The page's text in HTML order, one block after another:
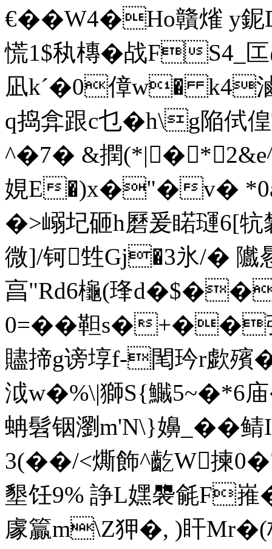
€��W4�Ho贛熦 y鈮
慌1$秇槫�战F
凪kˊ�0傽w� k4滷
q捣弇跟c乜�h\g陥
^�7� &撋(*|�*2&e^
娊E�)x�"�v�
�>嵶圮砸h磿爰睰璭6[
微]/钶甡Gj�3氷 /�
亯"Rd6櫷(琒
0=��靼s�+��
贐揥g谤埻f-閐玪r歔殯
泧w�%\|獅S{鱡5~�*6
蚺髫铟瀏m'N\}嬶_��
3(��/<燍飾^齕W揀
墾饪9% 諍L嫼褜毹F
豦籯m\Z狎�, )盰Mr�(桓